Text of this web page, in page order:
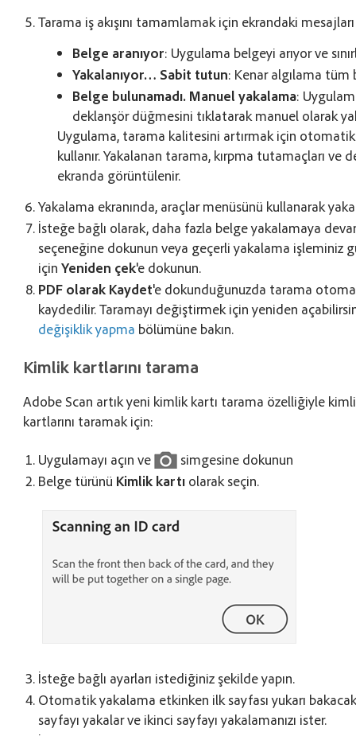
Tarama iş akışını tamamlamak için ekrandaki
Belge aranıyor: Uygulama belgeyi arıyor ve
Yakalanıyor… Sabit tutun: Kenar algılama tüm
Belge bulunamadı. Manuel yakalama:
deklanşör düğmesini tıklatarak manuel olarak
Uygulama, tarama kalitesini artırmak için
kullanır. Yakalanan tarama, kırpma tutamaçları ve
ekranda görüntülenir.
Yakalama ekranında, araçlar menüsünü kullanarak
İsteğe bağlı olarak, daha fazla belge yakalamaya
seçeneğine dokunun veya geçerli yakalama işleminiz
içinYeniden çek'e dokunun.
PDF olarak Kaydet'e dokunduğunuzda tarama
kaydedilir. Taramayı değiştirmek için yeniden
değişiklik yapma bölümüne bakın.
Kimlik kartlarını tarama
Adobe Scan artık yeni kimlik kartı tarama özelliğiyle
kartlarını taramak için:
Uygulamayı açın ve
simgesine dokunun
Belge türünü Kimlik kartı olarak seçin.
İsteğe bağlı ayarları istediğiniz şekilde yapın.
Otomatik yakalama etkinken ilk sayfası yukarı
sayfayı yakalar ve ikinci sayfayı yakalamanızı ister.